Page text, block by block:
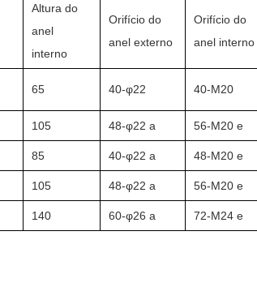
Altura do
anel
interno
Orifício do
anel externo
Orifício do
anel interno
65 40-φ22 40-M20
105 48-φ22 a 56-M20 e
85 40-φ22 a 48-M20 e
105 48-φ22 a 56-M20 e
140 60-φ26 a 72-M24 e